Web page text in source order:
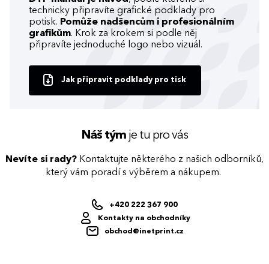
technicky připravíte grafické podklady pro
potisk. Pomůže nadšencům i profesionálním
grafikům. Krok za krokem si podle něj
připravíte jednoduché logo nebo vizuál.
Jak připravit podklady pro tisk
Náš týmje tu pro vás
Nevíte si rady? Kontaktujte některého z našich odborníků,
který vám poradí s výběrem a nákupem.
+420 222 367 900
Kontakty na obchodníky
obchod@inetprint.cz